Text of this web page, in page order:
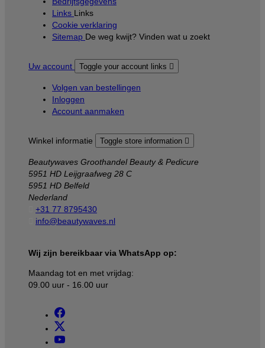
Links Links
Cookie verklaring
Sitemap De weg kwijt? Vinden wat u zoekt
Uw account Toggle your account links 
Volgen van bestellingen
Inloggen
Account aanmaken
Winkel informatie Toggle store information 
Beautywaves Groothandel Beauty & Pedicure
5951 HD Leijgraafweg 28 C
5951 HD Belfeld
Nederland
+31 77 8795430
info@beautywaves.nl
Wij zijn bereikbaar via WhatsApp op:
Maandag tot en met vrijdag:
09.00 uur - 16.00 uur